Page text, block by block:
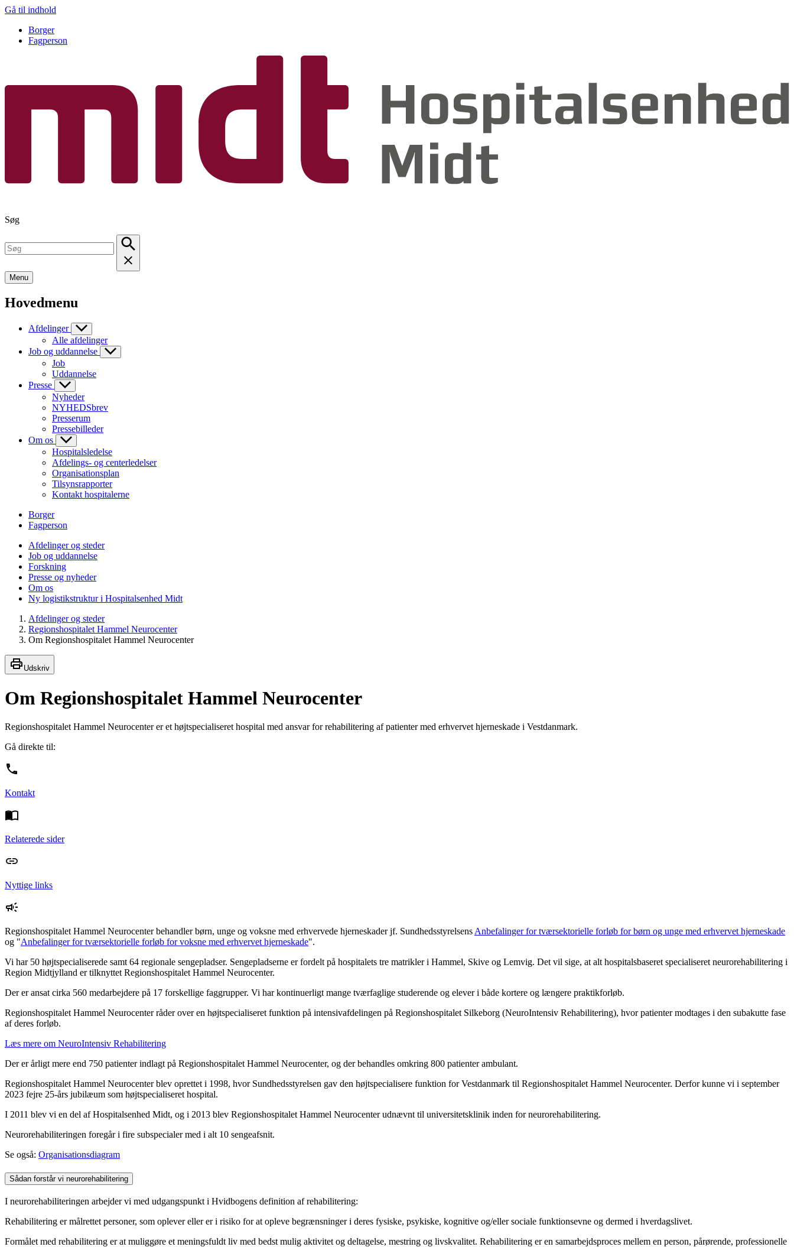
Gå til indhold
Borger
Fagperson
Søg
Menu
Hovedmenu
Afdelinger
Alle afdelinger
Job og uddannelse
Job
Uddannelse
Presse
Nyheder
NYHEDSbrev
Presserum
Pressebilleder
Om os
Hospitalsledelse
Afdelings- og centerledelser
Organisationsplan
Tilsynsrapporter
Kontakt hospitalerne
Borger
Fagperson
Afdelinger og steder
Job og uddannelse
Forskning
Presse og nyheder
Om os
Ny logistikstruktur i Hospitalsenhed Midt
Afdelinger og steder
Regionshospitalet Hammel Neurocenter
Om Regionshospitalet Hammel Neurocenter
Udskriv
Om Regionshospitalet Hammel Neurocenter
Regionshospitalet Hammel Neurocenter er et højtspecialiseret hospital med ansvar for rehabilitering af patienter med erhvervet hjerneskade i Vestdanmark.
Gå direkte til:
Kontakt
Relaterede sider
Nyttige links
Regionshospitalet Hammel Neurocenter behandler børn, unge og voksne med erhvervede hjerneskader jf. Sundhedsstyrelsens Anbefalinger for tværsektorielle forløb for børn og unge med erhvervet hjerneskade
og "Anbefalinger for tværsektorielle forløb for voksne med erhvervet hjerneskade".
Vi har 50 højtspecialiserede samt 64 regionale sengepladser. Sengepladserne er fordelt på hospitalets tre matrikler i Hammel, Skive og Lemvig. Det vil sige, at alt hospitalsbaseret specialiseret neurorehabilitering i
Region Midtjylland er tilknyttet Regionshospitalet Hammel Neurocenter.
Der er ansat cirka 560 medarbejdere på 17 forskellige faggrupper. Vi har kontinuerligt mange tværfaglige studerende og elever i både kortere og længere praktikforløb.
Regionshospitalet Hammel Neurocenter råder over en højtspecialiseret funktion på intensivafdelingen på Regionshospitalet Silkeborg (NeuroIntensiv Rehabilitering), hvor patienter modtages i den subakutte fase
af deres forløb.
Læs mere om NeuroIntensiv Rehabilitering
Der er årligt mere end 750 patienter indlagt på Regionshospitalet Hammel Neurocenter, og der behandles omkring 800 patienter ambulant.
Regionshospitalet Hammel Neurocenter blev oprettet i 1998, hvor Sundhedsstyrelsen gav den højtspecialisere funktion for Vestdanmark til Regionshospitalet Hammel Neurocenter. Derfor kunne vi i september
2023 fejre 25-års jubilæum som højtspecialiseret hospital.
I 2011 blev vi en del af Hospitalsenhed Midt, og i 2013 blev Regionshospitalet Hammel Neurocenter udnævnt til universitetsklinik inden for neurorehabilitering.
Neurorehabiliteringen foregår i fire subspecialer med i alt 10 sengeafsnit.
Se også: Organisationsdiagram
Sådan forstår vi neurorehabilitering
I neurorehabiliteringen arbejder vi med udgangspunkt i Hvidbogens definition af rehabilitering:
Rehabilitering er målrettet personer, som oplever eller er i risiko for at opleve begrænsninger i deres fysiske, psykiske, kognitive og/eller sociale funktionsevne og dermed i hverdagslivet.
Formålet med rehabilitering er at muliggøre et meningsfuldt liv med bedst mulig aktivitet og deltagelse, mestring og livskvalitet. Rehabilitering er en samarbejdsproces mellem en person, pårørende, professionelle